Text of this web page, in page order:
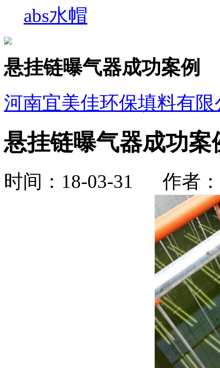
abs水帽
悬挂链曝气器成功案例
河南宜美佳环保填料有限
悬挂链曝气器成功案
时间：18-03-31 作者